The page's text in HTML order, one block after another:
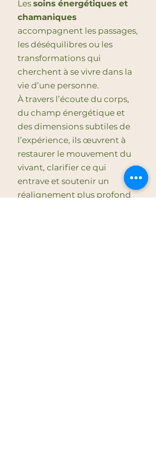
Les soins énergétiques et
chamaniques
accompagnent les passages,
les déséquilibres ou les
transformations qui
cherchent à se vivre dans la
vie d’une personne.
À travers l’écoute du corps,
du champ énergétique et
des dimensions subtiles de
l’expérience, ils œuvrent à
restaurer le mouvement du
vivant, clarifier ce qui
entrave et soutenir un
réalignement plus profond